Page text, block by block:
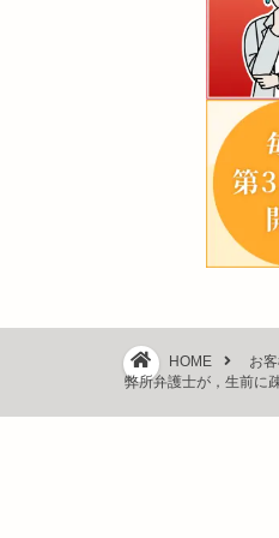
HOME お
弊所弁護士が，生前に